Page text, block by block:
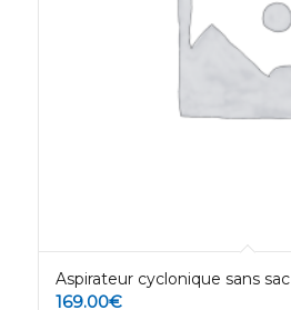
Aspirateur cyclonique sans sac
169.00€